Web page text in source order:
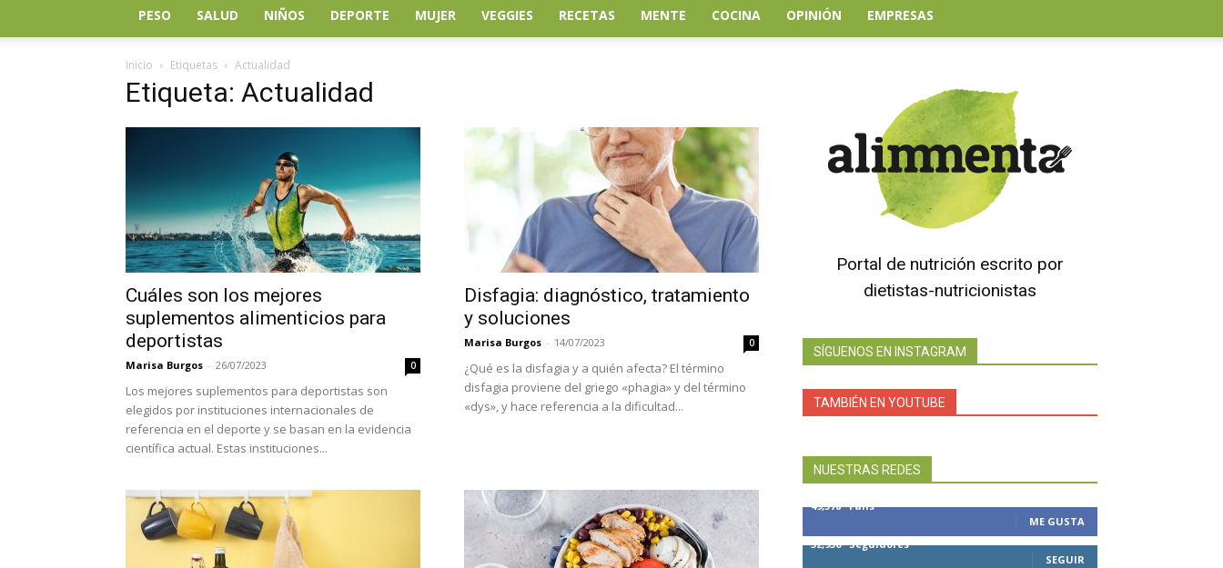
PESO SALUD NIÑOS DEPORTE MUJER VEGGIES RECETAS MENTE COCINA OPINIÓN EMPRESAS
Inicio Etiquetas Actualidad
Etiqueta: Actualidad
Cuáles son los mejores
suplementos alimenticios para
deportistas
Marisa Burgos - 26/07/2023 0
Los mejores suplementos para deportistas son
elegidos por instituciones internacionales de
referencia en el deporte y se basan en la evidencia
científica actual. Estas instituciones...
Disfagia: diagnóstico, tratamiento
y soluciones
Marisa Burgos - 14/07/2023 0
¿Qué es la disfagia y a quién afecta? El término
disfagia proviene del griego «phagia» y del término
«dys», y hace referencia a la dificultad...
Portal de nutrición escrito por
dietistas-nutricionistas
SÍGUENOS EN INSTAGRAM
TAMBIÉN EN YOUTUBE
NUESTRAS REDES
49,578 Fans
ME GUSTA
32,950 Seguidores
SEGUIR